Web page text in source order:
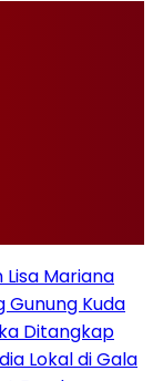
Lisa Mariana
Gunung Kuda
Ditangkap
Lokal di Gala